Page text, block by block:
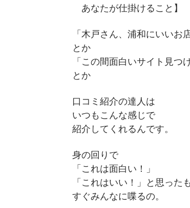
あなたが仕掛けること】
「木戸さん、浦和にいいお
とか
「この間面白いサイト見つ
とか
口コミ紹介の達人は
いつもこんな感じで
紹介してくれるんです。
身の回りで
「これは面白い！」
「これはいい！」と思った
すぐみんなに喋るの。